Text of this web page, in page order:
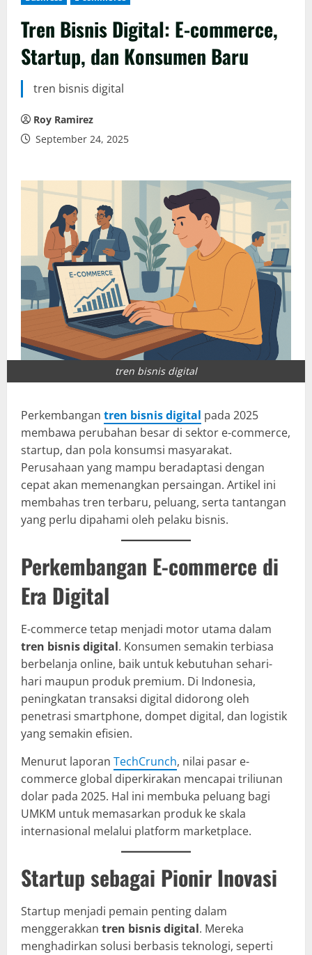
Tren Bisnis Digital: E-commerce,
Startup, dan Konsumen Baru
tren bisnis digital
Roy Ramirez
September 24, 2025
tren bisnis digital
Perkembangan tren bisnis digital pada 2025
membawa perubahan besar di sektor e-commerce,
startup, dan pola konsumsi masyarakat.
Perusahaan yang mampu beradaptasi dengan
cepat akan memenangkan persaingan. Artikel ini
membahas tren terbaru, peluang, serta tantangan
yang perlu dipahami oleh pelaku bisnis.
Perkembangan E-commerce di
Era Digital
E-commerce tetap menjadi motor utama dalam
tren bisnis digital. Konsumen semakin terbiasa
berbelanja online, baik untuk kebutuhan sehari-
hari maupun produk premium. Di Indonesia,
peningkatan transaksi digital didorong oleh
penetrasi smartphone, dompet digital, dan logistik
yang semakin efisien.
Menurut laporan TechCrunch, nilai pasar e-
commerce global diperkirakan mencapai triliunan
dolar pada 2025. Hal ini membuka peluang bagi
UMKM untuk memasarkan produk ke skala
internasional melalui platform marketplace.
Startup sebagai Pionir Inovasi
Startup menjadi pemain penting dalam
menggerakkan tren bisnis digital. Mereka
menghadirkan solusi berbasis teknologi, seperti